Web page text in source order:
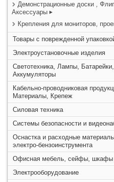
Демонстрационные доски ,
Аксессуары
Крепления для мониторов,
Товары с поврежденной
Электроустановочные изделия
Светотехника, Лампы, Батарейки,
Аккумуляторы
Кабельно-проводниковая
Материалы, Крепеж
Силовая техника
Системы безопасности и
Оснастка и расходные
электро-бензоинструмента
Офисная мебель, сейфы, шкафы
Электрооборудование